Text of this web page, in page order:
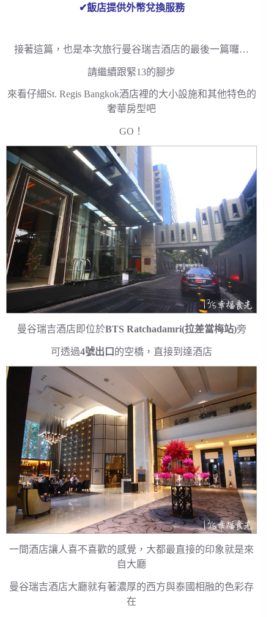
✔飯店提供外幣兌換服務
接著這篇，也是本次旅行曼谷瑞吉酒店的最後一篇囉…
請繼續跟緊13的腳步
來看仔細St. Regis Bangkok酒店裡的大小設施和其他特色的
奢華房型吧
GO！
曼谷瑞吉酒店即位於BTS Ratchadamri(拉差當梅站)旁
可透過4號出口 的空橋，直接到達酒店
一間酒店讓人喜不喜歡的感覺，大都最直接的印象就是來
自大廳
曼谷瑞吉酒店大廳就有著濃厚的西方與泰國相融的色彩存
在